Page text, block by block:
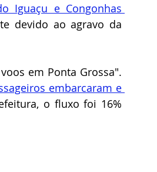
Iguaçu e Congonhas
devido ao agravo da
em Ponta Grossa".
embarcaram e
o fluxo foi 16%